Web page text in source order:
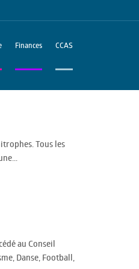
Finances CCAS
Tous les
au Conseil
Danse, Football,